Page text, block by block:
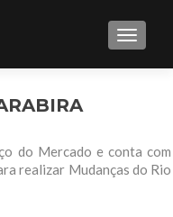
do Mercado e conta com
realizar Mudanças do Rio